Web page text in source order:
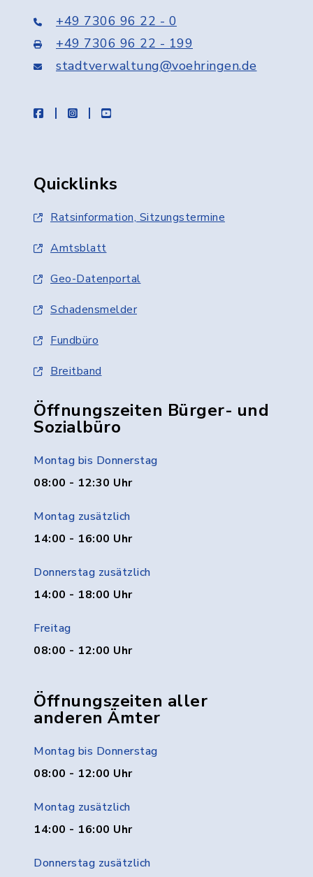
+49 7306 96 22 - 0
+49 7306 96 22 - 199
stadtverwaltung@voehringen.de
facebookinstagramyoutube
Quicklinks
Ratsinformation, Sitzungstermine
Amtsblatt
Geo-Datenportal
Schadensmelder
Fundbüro
Breitband
Öffnungszeiten Bürger- und
Sozialbüro
Montag bis Donnerstag
08:00 - 12:30 Uhr
Montag zusätzlich
14:00 - 16:00 Uhr
Donnerstag zusätzlich
14:00 - 18:00 Uhr
Freitag
08:00 - 12:00 Uhr
Öffnungszeiten aller
anderen Ämter
Montag bis Donnerstag
08:00 - 12:00 Uhr
Montag zusätzlich
14:00 - 16:00 Uhr
Donnerstag zusätzlich